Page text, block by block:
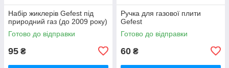
Набір жиклерів Gefest під
природний газ (до 2009 року)
Готово до відправки
95 ₴
Ручка для газової плити
Gefest
Готово до відправки
60 ₴